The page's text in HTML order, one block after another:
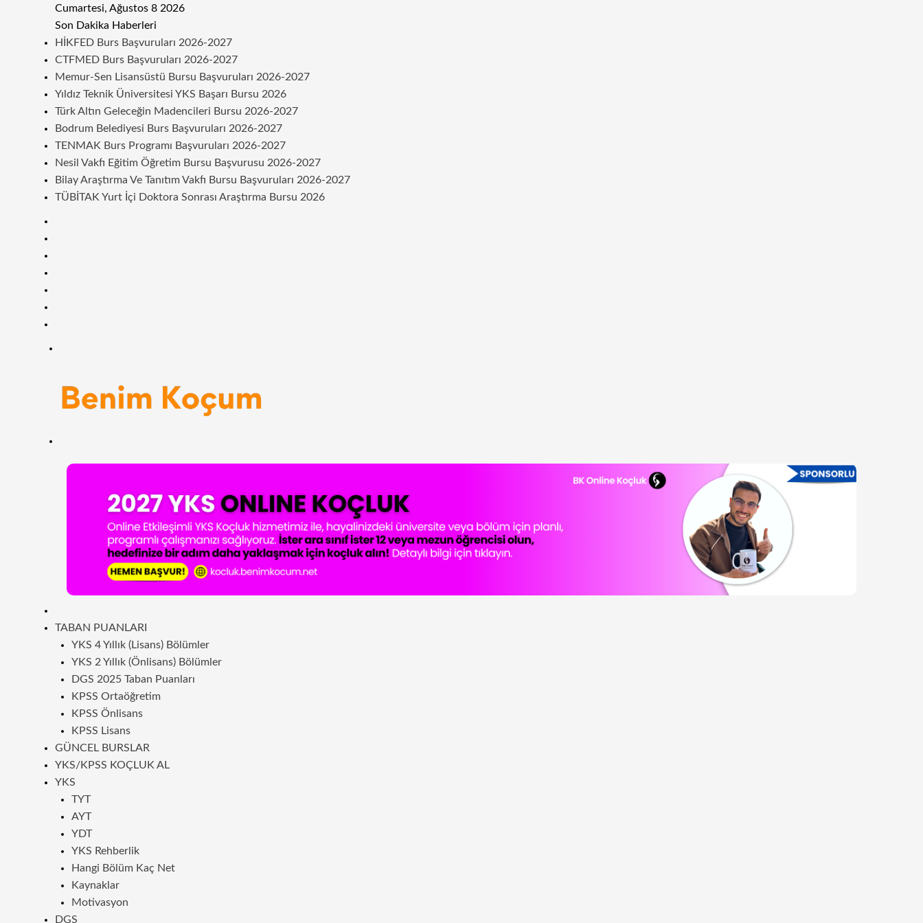
Cumartesi, Ağustos 8 2026
Son Dakika Haberleri
HİKFED Burs Başvuruları 2026-2027
CTFMED Burs Başvuruları 2026-2027
Memur-Sen Lisansüstü Bursu Başvuruları 2026-2027
Yıldız Teknik Üniversitesi YKS Başarı Bursu 2026
Türk Altın Geleceğin Madencileri Bursu 2026-2027
Bodrum Belediyesi Burs Başvuruları 2026-2027
TENMAK Burs Programı Başvuruları 2026-2027
Nesil Vakfı Eğitim Öğretim Bursu Başvurusu 2026-2027
Bilay Araştırma Ve Tanıtım Vakfı Bursu Başvuruları 2026-2027
TÜBİTAK Yurt İçi Doktora Sonrası Araştırma Bursu 2026
TABAN PUANLARI
YKS 4 Yıllık (Lisans) Bölümler
YKS 2 Yıllık (Önlisans) Bölümler
DGS 2025 Taban Puanları
KPSS Ortaöğretim
KPSS Önlisans
KPSS Lisans
GÜNCEL BURSLAR
YKS/KPSS KOÇLUK AL
YKS
TYT
AYT
YDT
YKS Rehberlik
Hangi Bölüm Kaç Net
Kaynaklar
Motivasyon
DGS